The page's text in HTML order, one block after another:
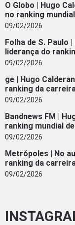
O Globo | Hugo
no ranking
09/02/2026
Folha de S. Paulo
liderança do
09/02/2026
ge | Hugo
ranking da
09/02/2026
Bandnews FM |
ranking mundial
09/02/2026
Metrópoles | No
ranking da
09/02/2026